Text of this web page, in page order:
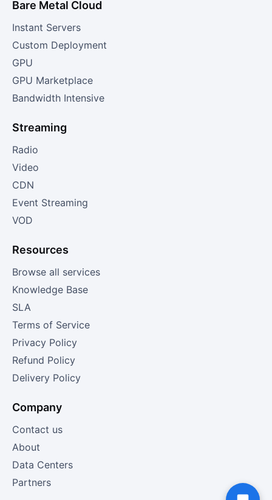
Bare Metal Cloud
Instant Servers
Custom Deployment
GPU
GPU Marketplace
Bandwidth Intensive
Streaming
Radio
Video
CDN
Event Streaming
VOD
Resources
Browse all services
Knowledge Base
SLA
Terms of Service
Privacy Policy
Refund Policy
Delivery Policy
Company
Contact us
About
Data Centers
Partners